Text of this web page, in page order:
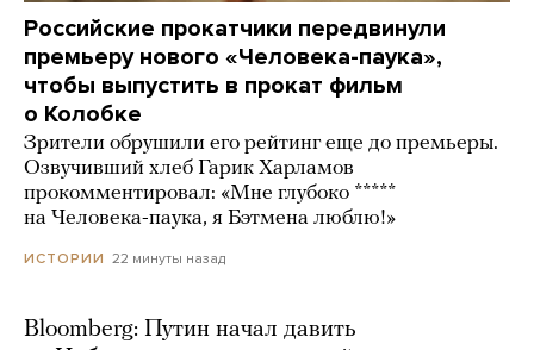
Российские прокатчики передвинули
премьеру нового «Человека-паука»,
чтобы выпустить в прокат фильм
о Колобке
Зрители обрушили его рейтинг еще до премьеры.
Озвучивший хлеб Гарик Харламов
прокомментировал: «Мне глубоко *****
на Человека-паука, я Бэтмена люблю!»
ИСТОРИИ 22 минуты назад
Bloomberg: Путин начал давить